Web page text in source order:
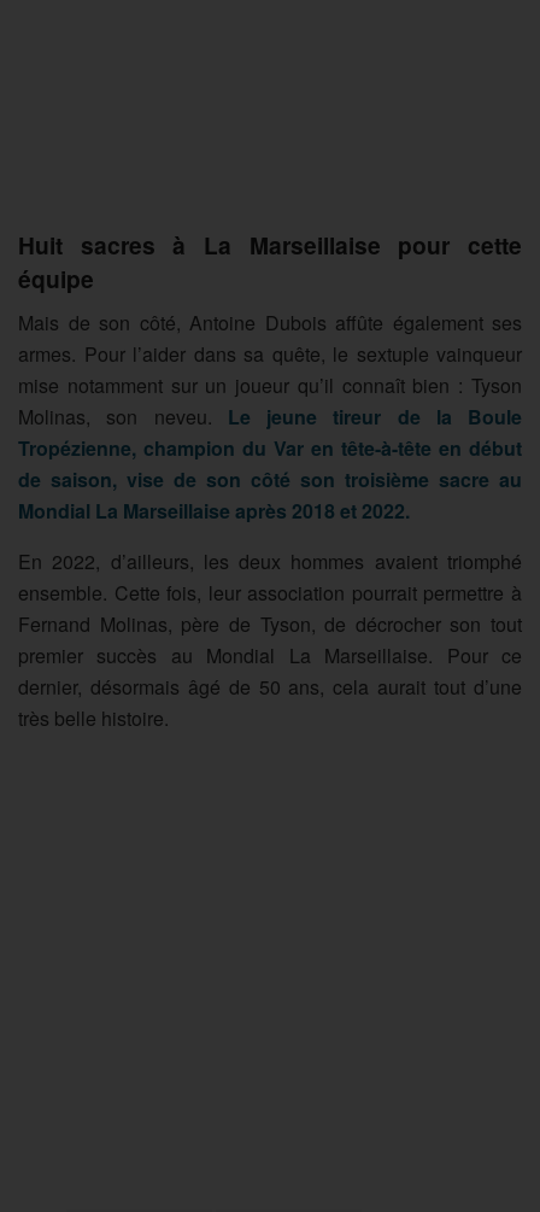
Huit sacres à La Marseillaise pour cette
équipe
Mais de son côté, Antoine Dubois affûte également ses
armes. Pour l’aider dans sa quête, le sextuple vainqueur
mise notamment sur un joueur qu’il connaît bien : Tyson
Molinas, son neveu. Le jeune tireur de la Boule
Tropézienne, champion du Var en tête-à-tête en début
de saison, vise de son côté son troisième sacre au
Mondial La Marseillaise après 2018 et 2022.
En 2022, d’ailleurs, les deux hommes avaient triomphé
ensemble. Cette fois, leur association pourrait permettre à
Fernand Molinas, père de Tyson, de décrocher son tout
premier succès au Mondial La Marseillaise. Pour ce
dernier, désormais âgé de 50 ans, cela aurait tout d’une
très belle histoire.